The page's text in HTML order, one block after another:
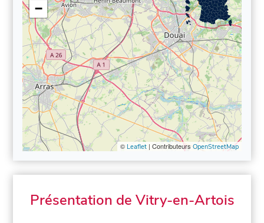
−
© Leaflet| Contributeurs OpenStreetMap
Présentation de Vitry-en-Artois